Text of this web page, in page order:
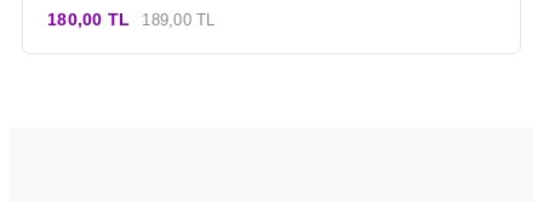
180,00 TL 189,00 TL